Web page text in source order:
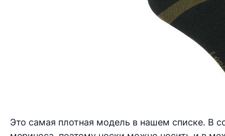
Это самая плотная модель в нашем списке. В